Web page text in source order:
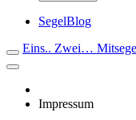
SegelBlog
Eins.. Zwei…
Impressum